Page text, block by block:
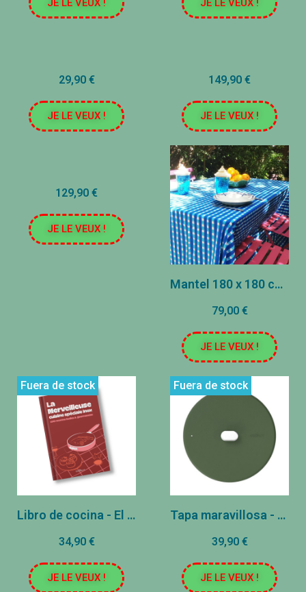
JE LE VEUX ! JE LE VEUX !
29,90 €
JE LE VEUX !
149,90 €
JE LE VEUX !
129,90 €
JE LE VEUX !
Mantel 180 x 180 cm - azulejos azules
79,00 €
JE LE VEUX !
Fuera de stock
Libro de cocina - El maravilloso acero inoxidable
34,90 €
JE LE VEUX !
Fuera de stock
Tapa maravillosa - Acero inoxidable - Fougère (28 cm)
39,90 €
JE LE VEUX !